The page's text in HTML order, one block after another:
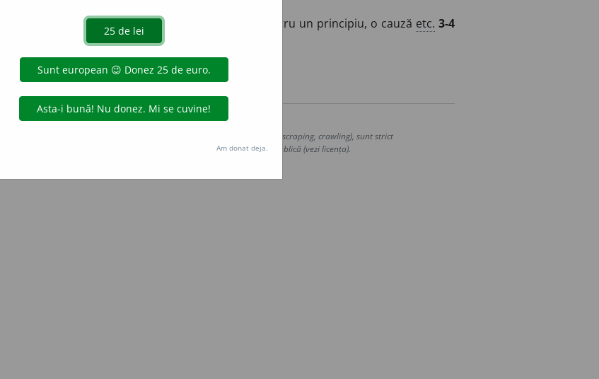
smf,a(Persoană) care militează pentru un principiu, o cauză etc. 3-4
într-un domeniu social, politic, cultural.
Copyright © 2004-2026 dexonline (https://dexonline.ro)
de pe acest site, inclusiv prin orice metode de extragere automată (web scraping, crawling), sunt strict
scris, cu excepția seturilor de date oferite oficial spre utilizare publică (vezi licența).
Am donat deja.